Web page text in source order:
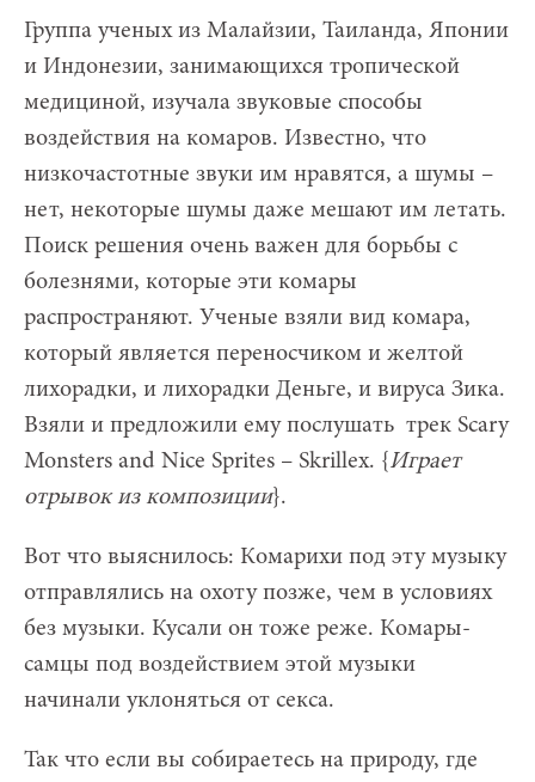
Группа ученых из Малайзии, Таиланда, Японии
и Индонезии, занимающихся тропической
медициной, изучала звуковые способы
воздействия на комаров. Известно, что
низкочастотные звуки им нравятся, а шумы –
нет, некоторые шумы даже мешают им летать.
Поиск решения очень важен для борьбы с
болезнями, которые эти комары
распространяют. Ученые взяли вид комара,
который является переносчиком и желтой
лихорадки, и лихорадки Деньге, и вируса Зика.
Взяли и предложили ему послушать трек Scary
Monsters and Nice Sprites – Skrillex. {Играет
отрывок из композиции}.
Вот что выяснилось: Комарихи под эту музыку
отправлялись на охоту позже, чем в условиях
без музыки. Кусали он тоже реже. Комары-
самцы под воздействием этой музыки
начинали уклоняться от секса.
Так что если вы собираетесь на природу, где